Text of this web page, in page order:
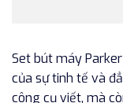
Set bút máy
của sự tinh tế và
công cụ viết, mà